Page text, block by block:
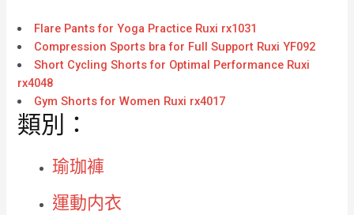
Flare Pants for Yoga Practice Ruxi rx1031
Compression Sports bra for Full Support Ruxi YF092
Short Cycling Shorts for Optimal Performance Ruxi
rx4048
Gym Shorts for Women Ruxi rx4017
類別：
瑜珈褲
運動内衣